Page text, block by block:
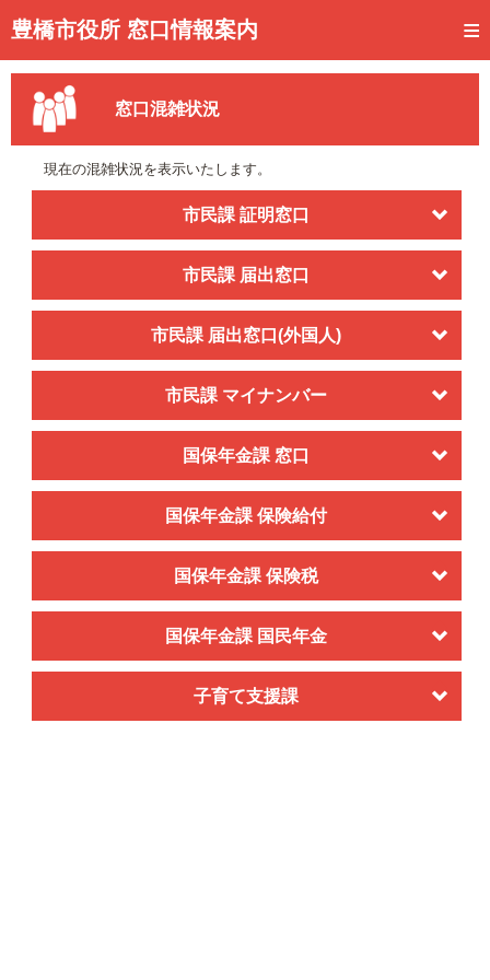
豊橋市役所 窓口情報案内
トップページ
事前予約
予約状況確認
待ち状況確認
交付状況確認
メール通知登録
混雑予想カレンダー
窓口混雑状況
現在の混雑状況を表示いたします。
市民課 証明窓口
市民課 届出窓口
市民課 届出窓口(外国人)
市民課 マイナンバー
国保年金課 窓口
国保年金課 保険給付
国保年金課 保険税
国保年金課 国民年金
子育て支援課